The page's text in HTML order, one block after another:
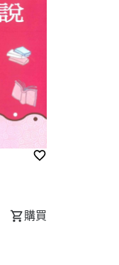
購買